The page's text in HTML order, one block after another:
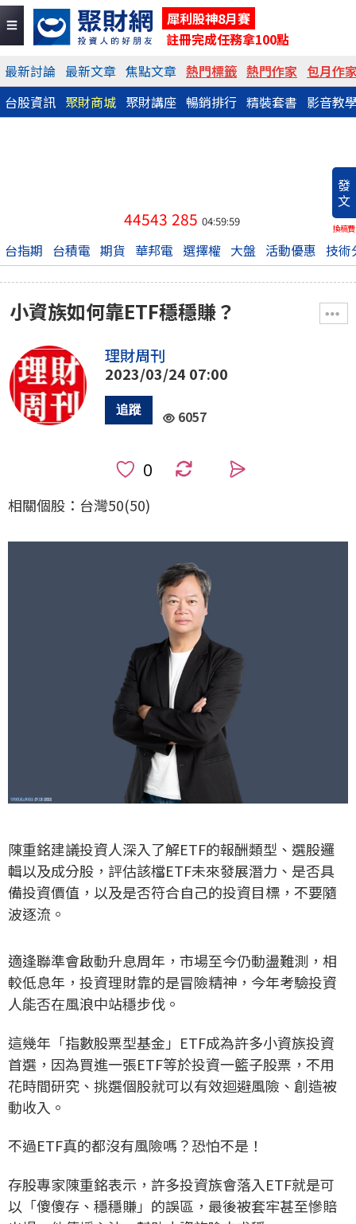
犀利股神8月賽
註冊完成任務拿100點
最新討論 最新文章 焦點文章 熱門標籤 熱門作家 包月作
台股資訊 聚財商城 聚財講座 暢銷排行 精裝套書 影音教
發
文
換稿費
44543 285 04:59:59
台指期 台積電 期貨 華邦電 選擇權 大盤 活動優惠 技術
小資族如何靠ETF穩穩賺？
理財周刊
2023/03/24 07:00
6057
相關個股：台灣50(50)
陳重銘建議投資人深入了解ETF的報酬類型、選股邏
輯以及成分股，評估該檔ETF未來發展潛力、是否具
備投資價值，以及是否符合自己的投資目標，不要隨
波逐流。
適逢聯準會啟動升息周年，市場至今仍動盪難測，相
較低息年，投資理財靠的是冒險精神，今年考驗投資
人能否在風浪中站穩步伐。
這幾年「指數股票型基金」ETF成為許多小資族投資
首選，因為買進一張ETF等於投資一籃子股票，不用
花時間研究、挑選個股就可以有效迴避風險、創造被
動收入。
不過ETF真的都沒有風險嗎？恐怕不是！
存股專家陳重銘表示，許多投資族會落入ETF就是可
以「傻傻存、穩穩賺」的誤區，最後被套牢甚至慘賠